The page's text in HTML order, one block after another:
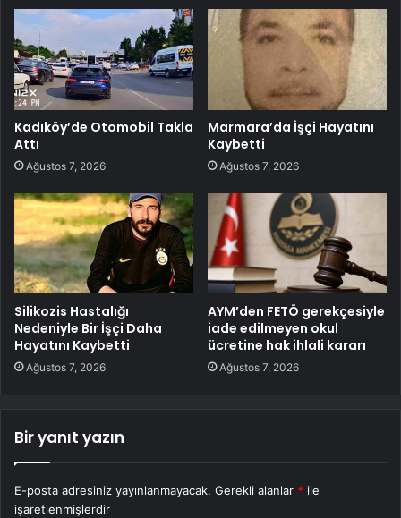
Kadıköy’de Otomobil Takla
Attı
Ağustos 7, 2026
Marmara’da İşçi Hayatını
Kaybetti
Ağustos 7, 2026
Silikozis Hastalığı
Nedeniyle Bir İşçi Daha
Hayatını Kaybetti
Ağustos 7, 2026
AYM’den FETÖ gerekçesiyle
iade edilmeyen okul
ücretine hak ihlali kararı
Ağustos 7, 2026
Bir yanıt yazın
E-posta adresiniz yayınlanmayacak. Gerekli alanlar * ile
işaretlenmişlerdir